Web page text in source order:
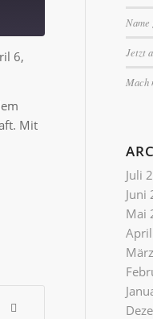
6,
Mit
Jetzt
Mach
Juli
Juni
Mai